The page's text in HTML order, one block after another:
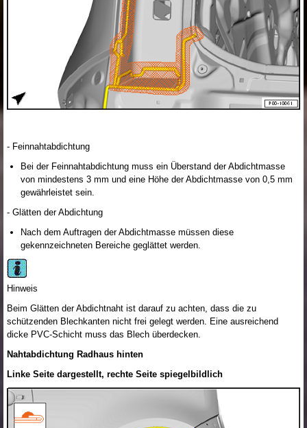
- Feinnahtabdichtung
Bei der Feinnahtabdichtung muss ein Überstand der Abdichtmasse
von mindestens 3 mm und eine Höhe der Abdichtmasse von 0,5 mm
gewährleistet sein.
- Glätten der Abdichtung
Nach dem Auftragen der Abdichtmasse müssen diese
gekennzeichneten Bereiche geglättet werden.
Hinweis
Beim Glätten der Abdichtnaht ist darauf zu achten, dass die zu
schützenden Blechkanten nicht frei gelegt werden. Eine ausreichend
dicke PVC-Schicht muss das Blech überdecken.
Nahtabdichtung Radhaus hinten
Linke Seite dargestellt, rechte Seite spiegelbildlich